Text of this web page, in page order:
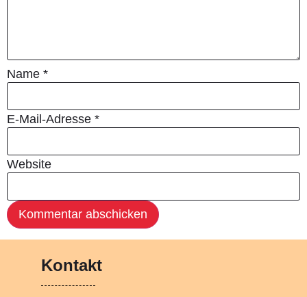
Name *
E-Mail-Adresse *
Website
Kontakt